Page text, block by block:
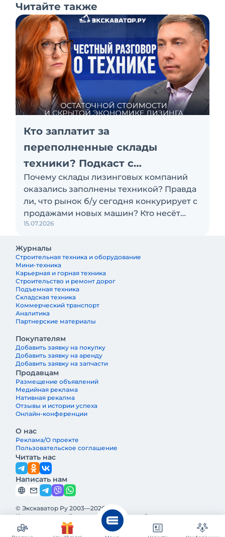
Читайте также
Кто заплатит за
переполненные склады
техники? Подкаст с
«Балтийским лизингом»
Почему склады лизинговых компаний
оказались заполнены техникой? Правда
ли, что рынок б/у сегодня конкурирует с
продажами новых машин? Кто несёт
убытки по проблемным активам:
клиент? Эти и другие вопросы
обсуждаем с Антоном Сапожковым,
первым заместителем генерального
директора компании «Балтийский
лизинг»
15.07.2026
Журналы
Строительная техника и оборудование
Мини-техника
Карьерная и горная техника
Строительство и ремонт дорог
Подъемная техника
Складская техника
Коммерческий транспорт
Аналитика
Партнерские материалы
Покупателям
Добавить заявку на покупку
Добавить заявку на аренду
Добавить заявку на запчасти
Продавцам
Размещение объявлений
Медийная реклама
Нативная рекалма
Отзывы и истории успеха
Онлайн-конференции
О нас
Реклама/О проекте
Пользовательское соглашение
Читать нас
Написать нам
© Экскаватор Ру 2003—2026
Интернет-журнал Строительная техника и оборудование —
ведущее издание о строительной технике и оборудовании в
России. Реклама и информация на Экскаватор.Ру